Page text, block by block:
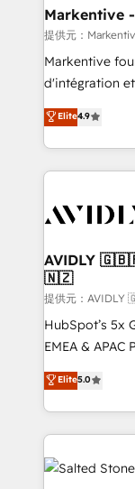
せください。
🎯Demand
ABM, AEO, SEO, &
Build high-
& conversion
AI, & maximize
Integrations:
Markentive
提供元：
Markentive
d'intégration
North America.
marketing
webdesign. Markentive is both a consulting firm, a
digital agency
CRM and
Elite4.9
AVIDLY
🇳🇿
提供元：
HubSpot’s 5x
EMEA & APAC
experienced
Partner. 🚀 With 2,750+ HubSpot projects delivered
and 370+
we de-risk
accelerate ROI
multi-region
Elite5.0